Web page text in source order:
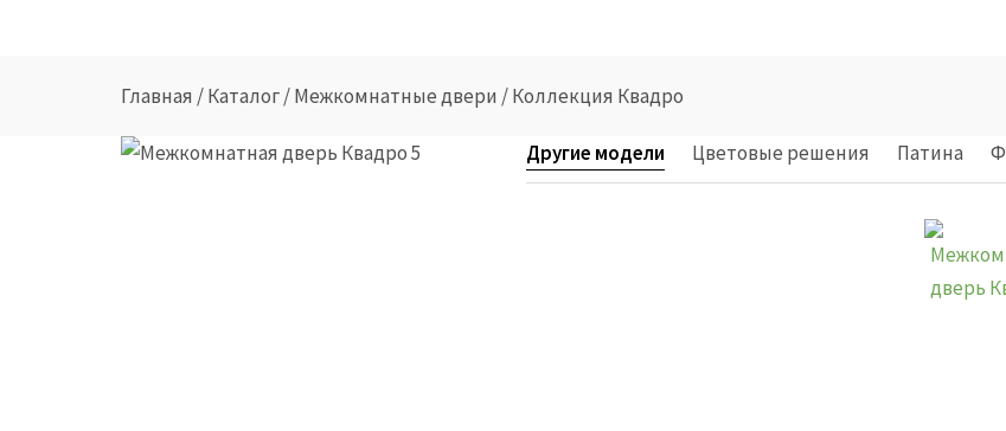
Главная /Каталог/Межкомнатные двери /Коллекция Квадро
Другие модели Цветовые решения Патина